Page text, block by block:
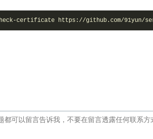
certificate https://github.com/91yun/